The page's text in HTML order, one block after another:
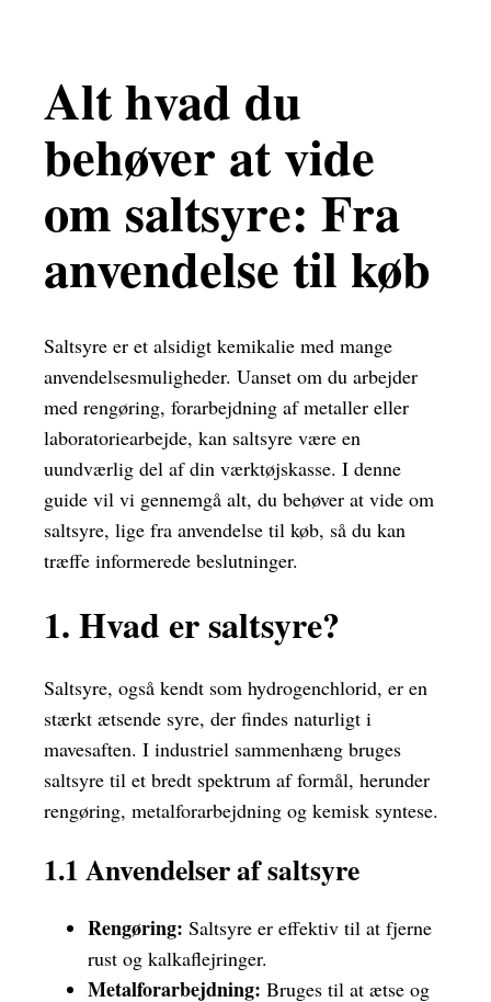
Alt hvad du
behøver at vide
om saltsyre: Fra
anvendelse til køb
Saltsyre er et alsidigt kemikalie med mange
anvendelsesmuligheder. Uanset om du arbejder
med rengøring, forarbejdning af metaller eller
laboratoriearbejde, kan saltsyre være en
uundværlig del af din værktøjskasse. I denne
guide vil vi gennemgå alt, du behøver at vide om
saltsyre, lige fra anvendelse til køb, så du kan
træffe informerede beslutninger.
1. Hvad er saltsyre?
Saltsyre, også kendt som hydrogenchlorid, er en
stærkt ætsende syre, der findes naturligt i
mavesaften. I industriel sammenhæng bruges
saltsyre til et bredt spektrum af formål, herunder
rengøring, metalforarbejdning og kemisk syntese.
1.1 Anvendelser af saltsyre
Rengøring: Saltsyre er effektiv til at fjerne
rust og kalkaflejringer.
Metalforarbejdning: Bruges til at ætse og